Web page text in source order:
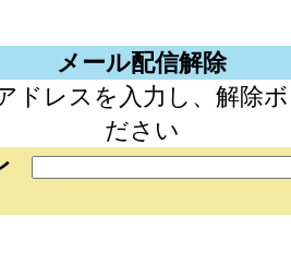
メール配信解除
ドレスを入力し、解除
ださい